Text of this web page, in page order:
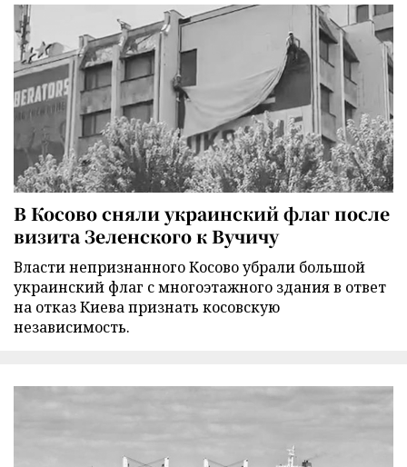
В Косово сняли украинский флаг после
визита Зеленского к Вучичу
Власти непризнанного Косово убрали большой
украинский флаг с многоэтажного здания в ответ
на отказ Киева признать косовскую
независимость.